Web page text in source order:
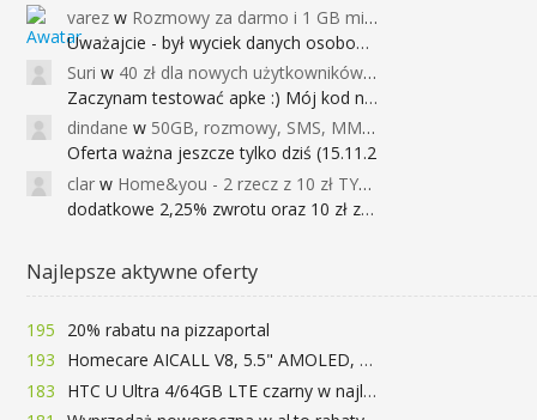
varez w Rozmowy za darmo i 1 GB miesięcznie
Uważajcie - był wyciek danych osobowych
Suri w 40 zł dla nowych użytkowników Google Pay (dawniej Android Pay)
Zaczynam testować apke :) Mój kod na 40
dindane w 50GB, rozmowy, SMS, MMS bez limitu przez 6 miesięcy za darmo za przeniesienie numeru do Play NEXT
Oferta ważna jeszcze tylko dziś (15.11.2
clar w Home&you - 2 rzecz z 10 zł TYLKO DZISIAJ
dodatkowe 2,25% zwrotu oraz 10 zł za r
Najlepsze aktywne oferty
195
20% rabatu na pizzaportal
193
Homecare AICALL V8, 5.5" AMOLED, 4/128GB, Snapdragon 652, LTE, QC3.0, 3400mAh za 416zł
183
HTC U Ultra 4/64GB LTE czarny w najlepszej cenie na rynku 799 zł!!!